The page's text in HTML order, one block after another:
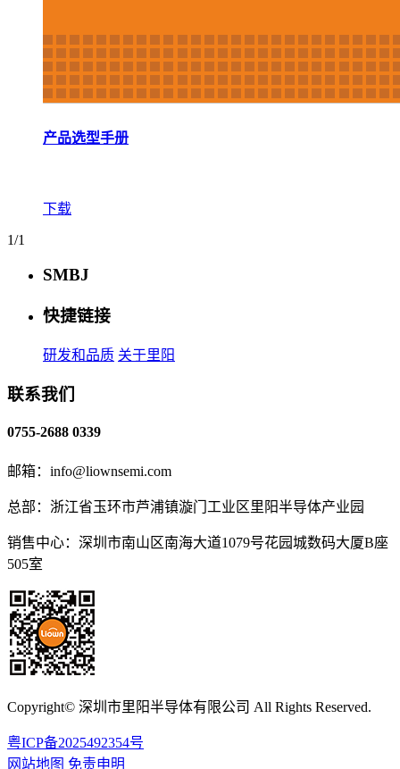
产品选型手册
下载
1/1
SMBJ
快捷链接
研发和品质 关于里阳
联系我们
0755-2688 0339
邮箱：info@liownsemi.com
总部：浙江省玉环市芦浦镇漩门工业区里阳半导体产业园
销售中心：深圳市南山区南海大道1079号花园城数码大厦B座
505室
Copyright© 深圳市里阳半导体有限公司 All Rights Reserved.
粤ICP备2025492354号
网站地图 免责申明